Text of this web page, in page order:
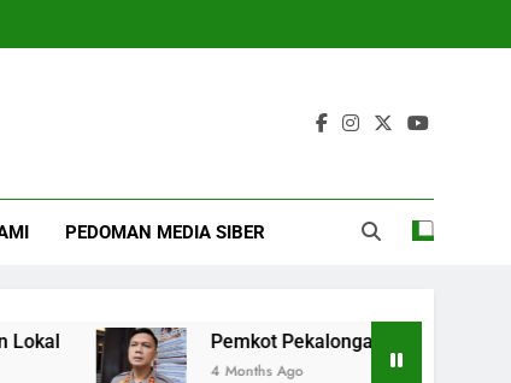
PEDOMAN MEDIA SIBER
Pemkot Pekalongan Gencarkan
4 Months Ago